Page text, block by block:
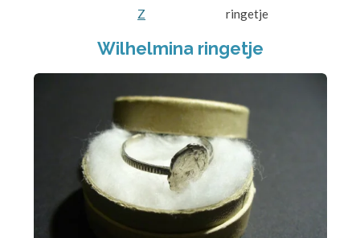
Z
ringetje
Wilhelmina ringetje